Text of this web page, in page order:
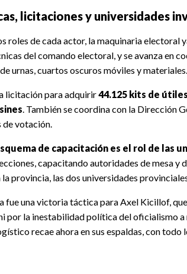
licitaciones y universidades
roles de cada actor, la maquinaria electoral
del comando electoral, y se avanza en
urnas, cuartos oscuros móviles y materiales.
licitación para adquirir44.125 kits de
. También se coordina con la Dirección
de votación.
de capacitación es el rol de las
capacitando autoridades de mesa y
la provincia, las dos universidades
fue una victoria táctica para Axel Kicillof,
por la inestabilidad política del oficialismo a
recae ahora en sus espaldas, con